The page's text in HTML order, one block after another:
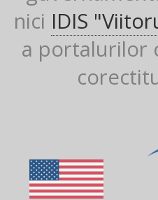
nici IDIS
a portalurilor